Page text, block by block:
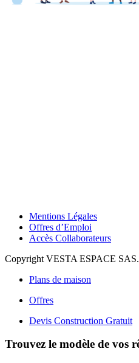
Mentions Légales
Offres d’Emploi
Accès Collaborateurs
Copyright VESTA ESPACE SAS.
Plans de maison
Offres
Devis Construction Gratuit
Trouvez le modèle de vos